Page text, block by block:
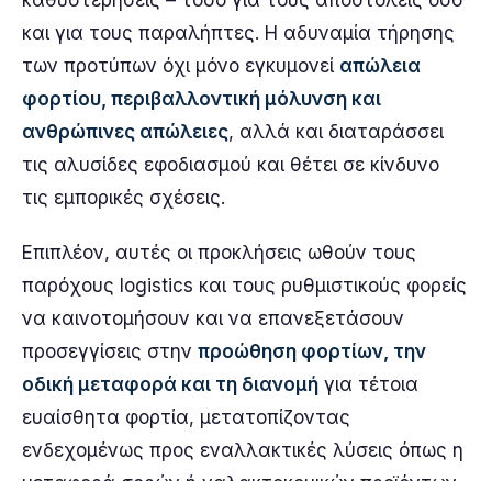
και για τους παραλήπτες. Η αδυναμία τήρησης
των προτύπων όχι μόνο εγκυμονεί απώλεια
φορτίου, περιβαλλοντική μόλυνση και
ανθρώπινες απώλειες, αλλά και διαταράσσει
τις αλυσίδες εφοδιασμού και θέτει σε κίνδυνο
τις εμπορικές σχέσεις.
Επιπλέον, αυτές οι προκλήσεις ωθούν τους
παρόχους logistics και τους ρυθμιστικούς φορείς
να καινοτομήσουν και να επανεξετάσουν
προσεγγίσεις στην προώθηση φορτίων, την
οδική μεταφορά και τη διανομή για τέτοια
ευαίσθητα φορτία, μετατοπίζοντας
ενδεχομένως προς εναλλακτικές λύσεις όπως η